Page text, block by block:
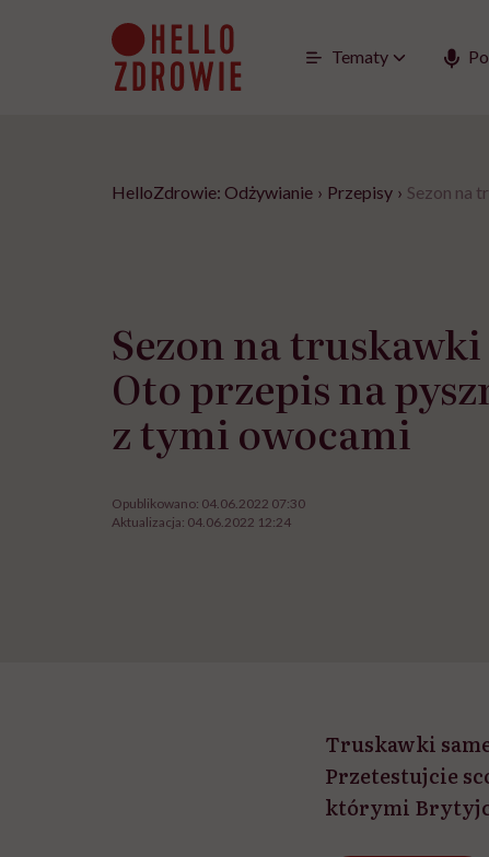
Tematy
HelloZdrowie: Odżywianie › Przepisy › Sezon na
Sezon na truskawki
Oto przepis na
z tymi owocami
Opublikowano: 04.06.2022 07:30
Aktualizacja: 04.06.2022 12:24
Truskawki
Przetestujcie
którymi